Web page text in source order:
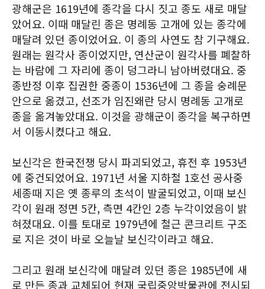
광해군은 1619년에 종각을 다시 짓고 종도 새로 매달
았어요. 이때 매달린 종은 명례동 고개에 있는 종각에
매달려 있던 종이었어요. 이 종의 사연도 참 기구해요.
원래는 원각사 종이었지만, 연산군이 원각사를 폐찰하
는 바람에 그 자리에 종이 덩그라니 남아버렸대요. 중
종반정 이후 집권한 중종이 1536년에 그 종을 숭례문
안으로 옮겼고, 선조가 임진왜란 당시 명례동 고개로
종을 옮겨놓았대요. 이것을 광해군이 종각을 복구하면
서 이동시켰다고 해요.
보신각은 한국전쟁 당시 파괴되었고, 휴전 후 1953년
에 중건되었어요. 1971년 서울 지하철 1호선 공사중
세종때 지은 옛 종루의 초석이 발굴되었고, 이때 보신
각이 원래 정면 5칸, 측면 4칸인 2층 누각이었음이 밝
혀졌대요. 이를 토대로 1979년에 철근 콘크리트 구조
로 지은 것이 바로 오늘날 보신각이라고 해요.
그리고 원래 보신각에 매달려 있던 종은 1985년에 새
로 만든 종과 교체되어 현재 국립중앙박물관에 전시되